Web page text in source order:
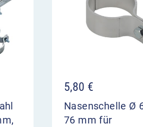
5,80 €
Nasenschelle Ø
76 mm für